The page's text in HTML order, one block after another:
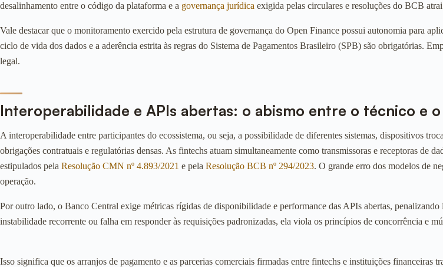
desalinhamento entre o código da plataforma e a governança jurídica exigida pelas circulares e resoluções do BCB
Vale destacar que o monitoramento exercido pela estrutura de governança do Open Finance possui autonomia para
ciclo de vida dos dados e a aderência estrita às regras do Sistema de Pagamentos Brasileiro (SPB) são obrigatórias.
legal.
Interoperabilidade e APIs abertas: o abismo entre o técnico e
A interoperabilidade entre participantes do ecossistema, ou seja, a possibilidade de diferentes sistemas, dispositivos
obrigações contratuais e regulatórias densas. As fintechs atuam simultaneamente como transmissoras e receptoras de
estipulados pela Resolução CMN nº 4.893/2021 e pela Resolução BCB nº 294/2023. O grande erro dos modelos de
operação.
Por outro lado, o Banco Central exige métricas rígidas de disponibilidade e performance das APIs abertas,
instabilidade recorrente ou falha em responder às requisições padronizadas, ela viola os princípios de concorrência e
Isso significa que os arranjos de pagamento e as parcerias comerciais firmadas entre fintechs e instituições financeiras